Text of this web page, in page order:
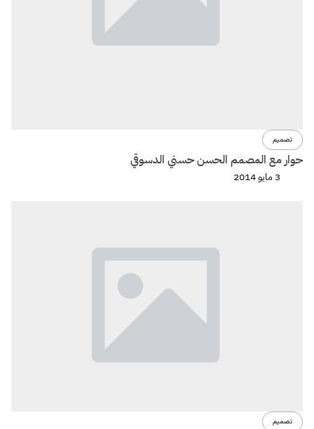
تصميم
حوار مع المصمم الحسن حسني الدسوقي
3 مايو 2014
تصميم